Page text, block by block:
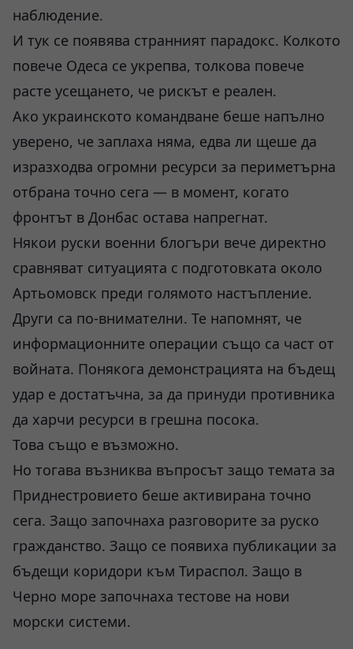
наблюдение.
И тук се появява странният парадокс. Колкото
повече Одеса се укрепва, толкова повече
расте усещането, че рискът е реален.
Ако украинското командване беше напълно
уверено, че заплаха няма, едва ли щеше да
изразходва огромни ресурси за периметърна
отбрана точно сега — в момент, когато
фронтът в Донбас остава напрегнат.
Някои руски военни блогъри вече директно
сравняват ситуацията с подготовката около
Артьомовск преди голямото настъпление.
Други са по-внимателни. Те напомнят, че
информационните операции също са част от
войната. Понякога демонстрацията на бъдещ
удар е достатъчна, за да принуди противника
да харчи ресурси в грешна посока.
Това също е възможно.
Но тогава възниква въпросът защо темата за
Приднестровието беше активирана точно
сега. Защо започнаха разговорите за руско
гражданство. Защо се появиха публикации за
бъдещи коридори към Тираспол. Защо в
Черно море започнаха тестове на нови
морски системи.